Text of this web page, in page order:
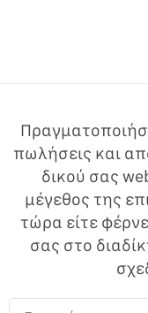
πωλήσεις και
δικού σας
μέγεθος της
τώρα είτε
σας στο
Εισαγάγετε το email